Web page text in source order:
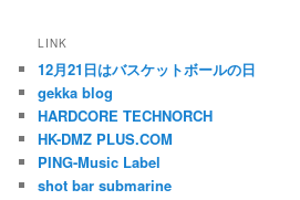
LINK
12月21日はバスケットボールの日
gekka blog
HARDCORE TECHNORCH
HK-DMZ PLUS.COM
PING-Music Label
shot bar submarine